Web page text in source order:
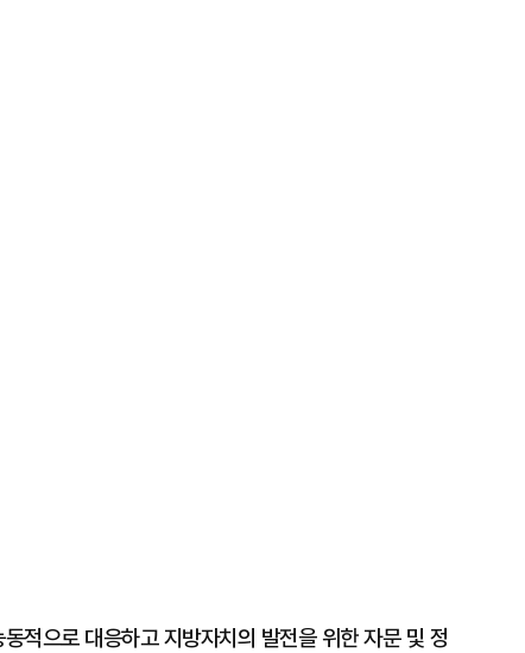
적으로 대응하고 지방자치의 발전을 위한 자문 및 정